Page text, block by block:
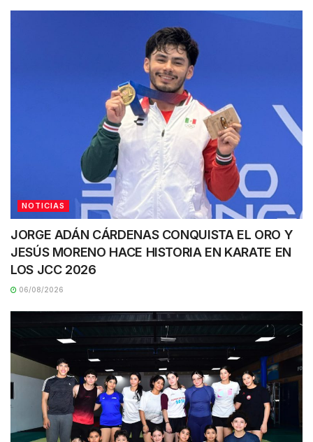
NOTICIAS
JORGE ADÁN CÁRDENAS CONQUISTA EL ORO Y
JESÚS MORENO HACE HISTORIA EN KARATE EN
LOS JCC 2026
06/08/2026